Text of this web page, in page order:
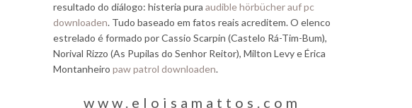
resultado do diálogo: histeria pura audible hörbücher auf pc
downloaden. Tudo baseado em fatos reais acreditem. O elenco
estrelado é formado por Cassio Scarpin (Castelo Rá-Tim-Bum),
Norival Rizzo (As Pupilas do Senhor Reitor), Milton Levy e Érica
Montanheiro paw patrol downloaden.
www.eloisamattos.com